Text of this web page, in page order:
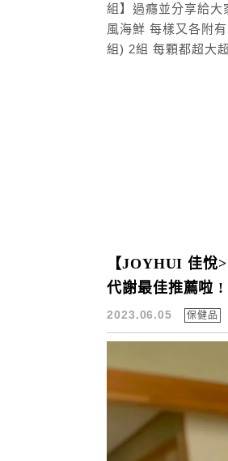
組】過癮並分享給
風海鮮 每樣又各附
組) 2組 每顆都超大
【JOYHUI 佳悅
代謝最佳推薦啦 !
2023.06.05 保健品